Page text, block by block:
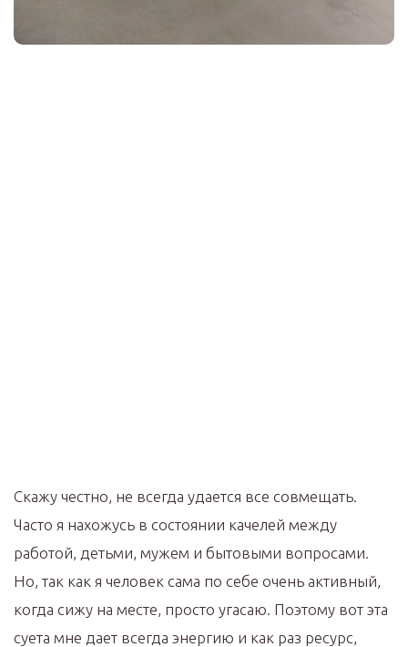
Скажу честно, не всегда удается все совмещать.
Часто я нахожусь в состоянии качелей между
работой, детьми, мужем и бытовыми вопросами.
Но, так как я человек сама по себе очень активный,
когда сижу на месте, просто угасаю. Поэтому вот эта
суета мне дает всегда энергию и как раз ресурс,